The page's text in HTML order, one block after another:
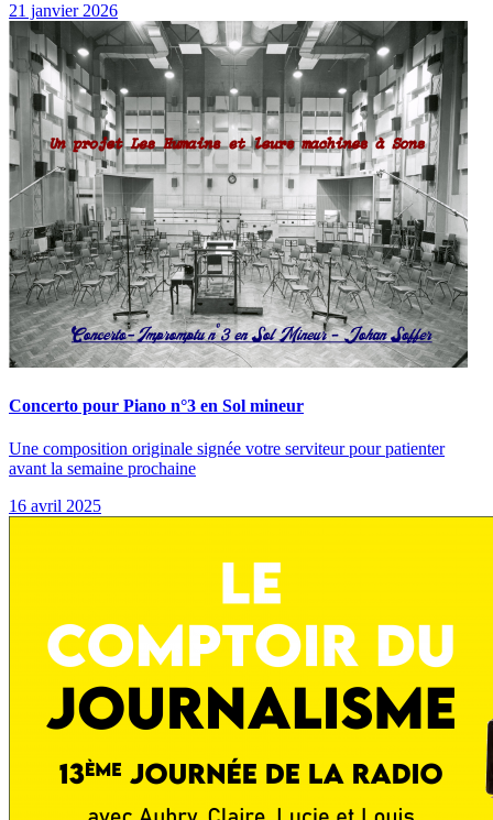
21 janvier 2026
Concerto pour Piano n°3 en Sol mineur
Une composition originale signée votre serviteur pour patienter
avant la semaine prochaine
16 avril 2025